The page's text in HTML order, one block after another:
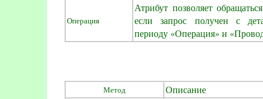
Операция
Атрибут позволяет
если запрос получен с
периоду «Операция» и
Метод Описание